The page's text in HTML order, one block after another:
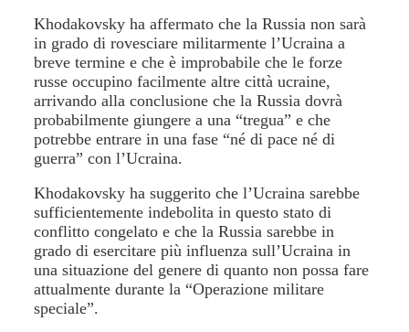
Khodakovsky ha affermato che la Russia non sarà
in grado di rovesciare militarmente l’Ucraina a
breve termine e che è improbabile che le forze
russe occupino facilmente altre città ucraine,
arrivando alla conclusione che la Russia dovrà
probabilmente giungere a una “tregua” e che
potrebbe entrare in una fase “né di pace né di
guerra” con l’Ucraina.
Khodakovsky ha suggerito che l’Ucraina sarebbe
sufficientemente indebolita in questo stato di
conflitto congelato e che la Russia sarebbe in
grado di esercitare più influenza sull’Ucraina in
una situazione del genere di quanto non possa fare
attualmente durante la “Operazione militare
speciale”.